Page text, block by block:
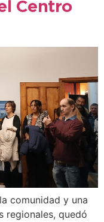
Centro
comunidad y una
regionales, quedó